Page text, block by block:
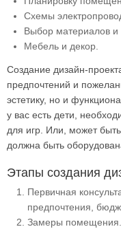
Схемы
Выбор материалов и
Мебель и декор.
Создание дизайн-
предпочтений и
эстетику, но и
у вас есть дети,
для игр. Или, может
должна быть
Этапы создания
Первичная
предпочтения,
Замеры помещения.